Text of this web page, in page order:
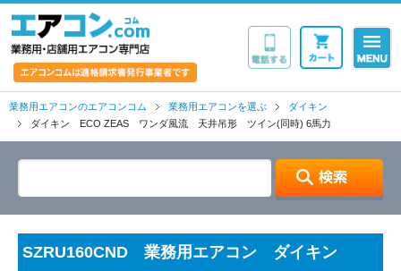
業務用エアコンのエアコンコム 業務用エアコンを選ぶ
ダイキン
ダイキン ECO ZEAS ワンダ風流 天井吊形 ツイン(同時) 6馬力
SZRU160CND 業務用エアコン ダイキン